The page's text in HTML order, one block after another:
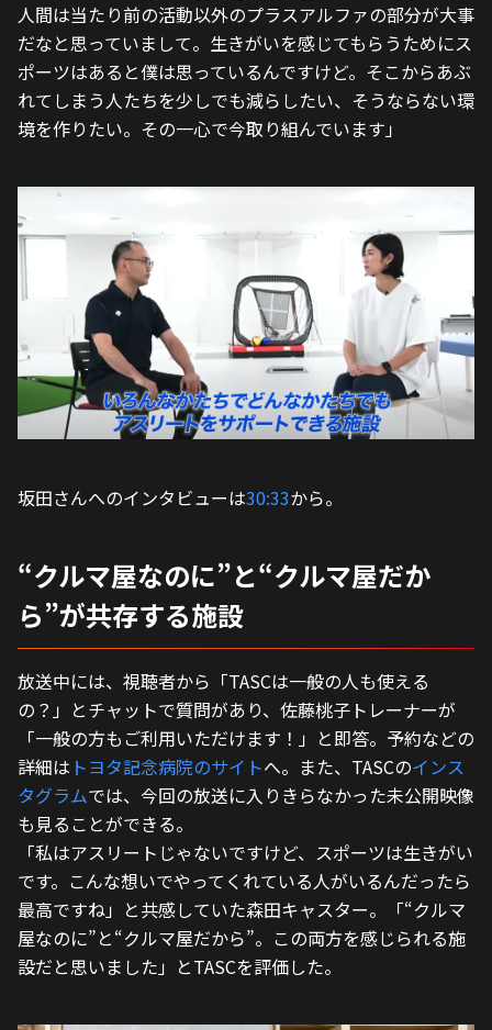
人間は当たり前の活動以外のプラスアルファの部分が大事
だなと思っていまして。生きがいを感じてもらうためにス
ポーツはあると僕は思っているんですけど。そこからあぶ
れてしまう人たちを少しでも減らしたい、そうならない環
境を作りたい。その一心で今取り組んでいます」
坂田さんへのインタビューは30:33から。
“クルマ屋なのに”と“クルマ屋だか
ら”が共存する施設
放送中には、視聴者から「TASCは一般の人も使える
の？」とチャットで質問があり、佐藤桃子トレーナーが
「一般の方もご利用いただけます！」と即答。予約などの
詳細は トヨタ記念病院のサイトへ。また、TASCのインス
タグラムでは、今回の放送に入りきらなかった未公開映像
も見ることができる。
「私はアスリートじゃないですけど、スポーツは生きがい
です。こんな想いでやってくれている人がいるんだったら
最高ですね」と共感していた森田キャスター。「“クルマ
屋なのに”と“クルマ屋だから”。この両方を感じられる施
設だと思いました」とTASCを評価した。